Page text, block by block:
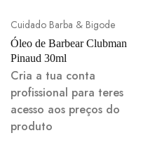
Cuidado Barba & Bigode
Óleo de Barbear Clubman
Pinaud 30ml
Cria a tua conta
profissional para teres
acesso aos preços do
produto